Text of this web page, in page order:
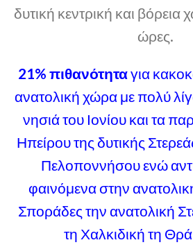
δυτική κεντρική και
ώρες.
21% πιθανότηταγια
ανατολική χώρα με πολύ
νησιά του Ιονίου και τα
Ηπείρου της δυτικής
Πελοποννήσου ενώ
φαινόμενα στην
Σποράδες την ανατολική
τη Χαλκιδική τη